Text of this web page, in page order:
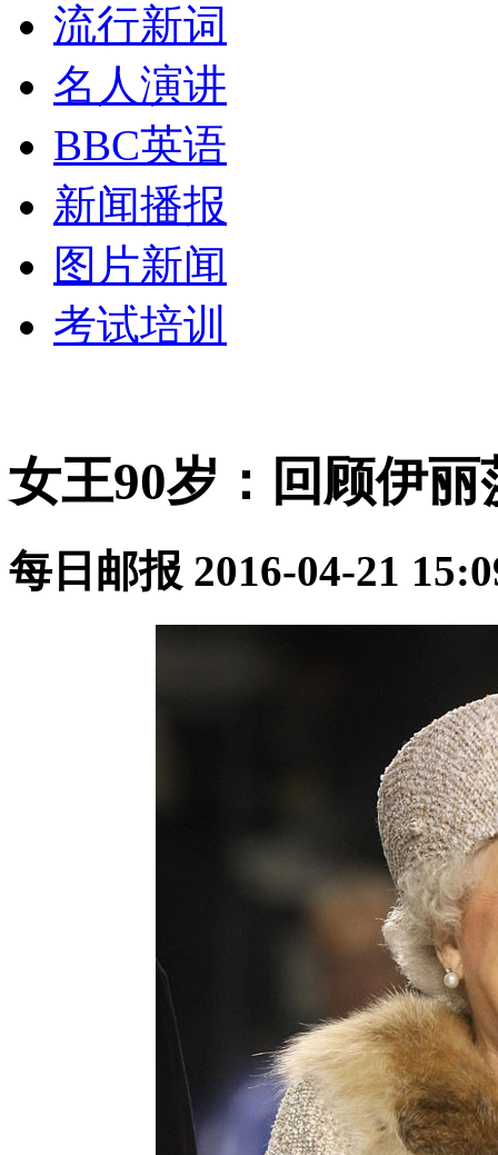
流行新词
名人演讲
BBC英语
新闻播报
图片新闻
考试培训
女王90岁：回顾伊
每日邮报 2016-04-21